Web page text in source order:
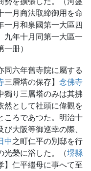
一月商法取締御用を命
一月和泉國第一大區四
九年十月同第一大區一
册）
同六年舊寺院に屬する
三層塔の保存】 念佛寺
獨り三層塔のみは其拂
然として社頭に偉觀を
ころであつた。明治十
大阪等御巡幸の際、
中之町仁平の別邸を行
光榮に浴した。（堺縣
】仁平繼母に事へて至